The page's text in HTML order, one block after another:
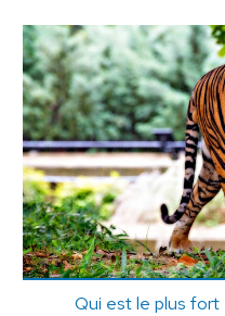
Qui est le plus